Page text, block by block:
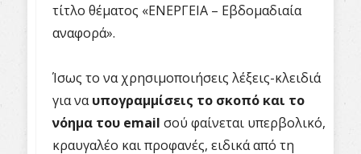
τίτλο θέματος «ΕΝΕΡΓΕΙΑ – Εβδομαδιαία
αναφορά».
Ίσως το να χρησιμοποιήσεις λέξεις-κλειδιά
για ναυπογραμμίσεις το σκοπό και το
νόημα του email σού φαίνεται υπερβολικό,
κραυγαλέο και προφανές, ειδικά από τη